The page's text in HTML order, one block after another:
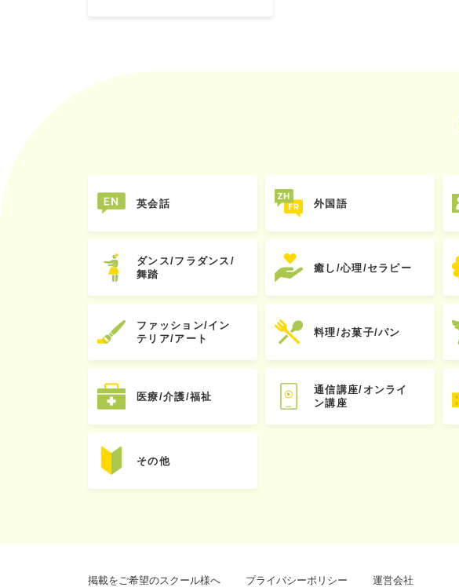
英会話 外国語
ダンス/フラダンス/
舞踏
癒し/心理/セラピー
ファッション/イン
テリア/アート
料理/お菓子/パン
医療/介護/福祉
通信講座/オンライ
ン講座
その他
掲載をご希望のスクール様へ プライバシーポリシー 運営会社